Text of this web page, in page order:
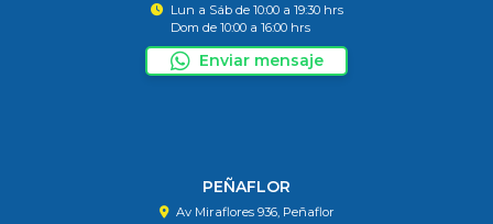
Lun a Sáb de 10:00 a 19:30 hrs
Dom de 10:00 a 16:00 hrs
Enviar mensaje
PEÑAFLOR
Av Miraflores 936, Peñaflor